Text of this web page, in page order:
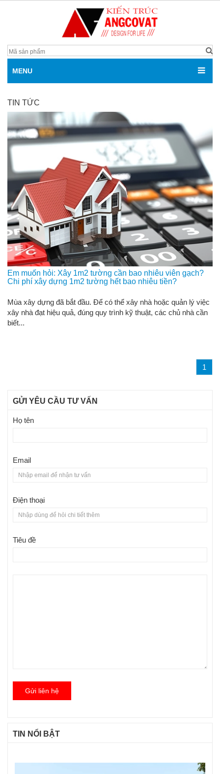
MENU
TIN TỨC
Em muốn hỏi: Xây 1m2 tường cần bao nhiêu viên gạch?
Chi phí xây dựng 1m2 tường hết bao nhiêu tiền?
Mùa xây dựng đã bắt đầu. Ðể có thể xây nhà hoặc quản lý việc
xây nhà đạt hiệu quả, đúng quy trình kỹ thuật, các chủ nhà cần
biết...
1
GỬI YÊU CẦU TƯ VẤN
Họ tên
Email
Điện thoại
Tiêu đề
Gửi liên hệ
TIN NỔI BẬT